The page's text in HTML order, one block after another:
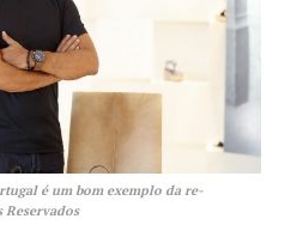
é um bom exemplo da re-